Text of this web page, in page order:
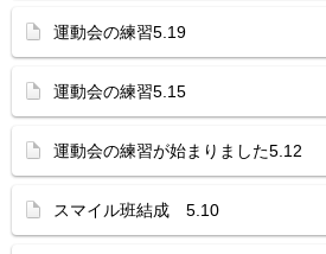
運動会の練習5.19
運動会の練習5.15
運動会の練習が始まりました5.12
スマイル班結成 5.10